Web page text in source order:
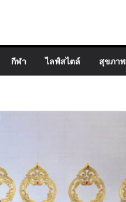
กีฬา ไลฟ์สไตล์ สุขภาพ